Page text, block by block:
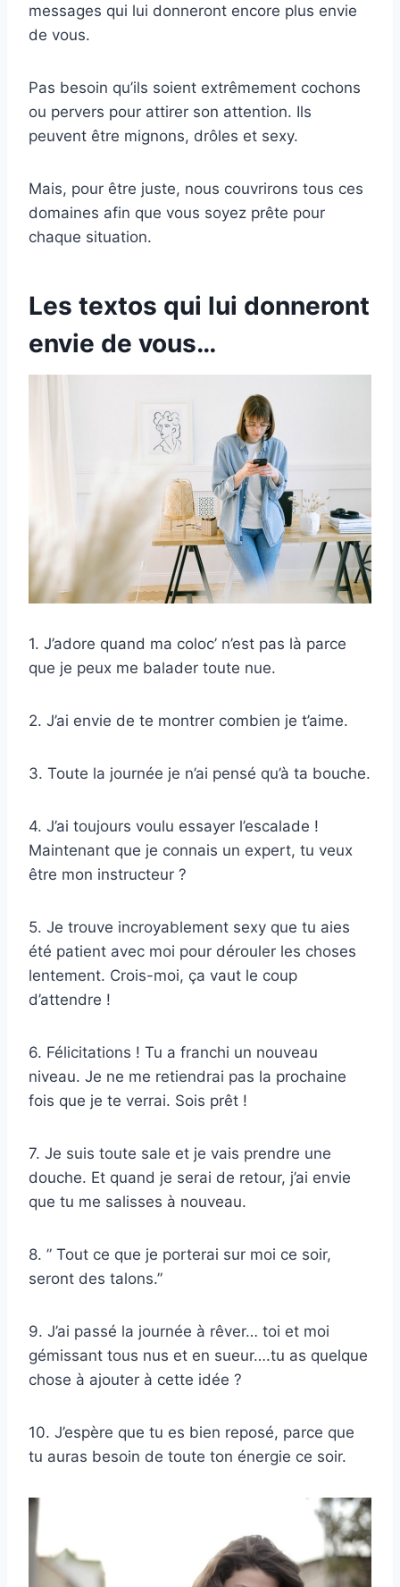
messages qui lui donneront encore plus envie
de vous.
Pas besoin qu’ils soient extrêmement cochons
ou pervers pour attirer son attention. Ils
peuvent être mignons, drôles et sexy.
Mais, pour être juste, nous couvrirons tous ces
domaines afin que vous soyez prête pour
chaque situation.
Les textos qui lui donneront
envie de vous…
1. J’adore quand ma coloc’ n’est pas là parce
que je peux me balader toute nue.
2. J’ai envie de te montrer combien je t’aime.
3. Toute la journée je n’ai pensé qu’à ta bouche.
4. J’ai toujours voulu essayer l’escalade !
Maintenant que je connais un expert, tu veux
être mon instructeur ?
5. Je trouve incroyablement sexy que tu aies
été patient avec moi pour dérouler les choses
lentement. Crois-moi, ça vaut le coup
d’attendre !
6. Félicitations ! Tu a franchi un nouveau
niveau. Je ne me retiendrai pas la prochaine
fois que je te verrai. Sois prêt !
7. Je suis toute sale et je vais prendre une
douche. Et quand je serai de retour, j’ai envie
que tu me salisses à nouveau.
8. ” Tout ce que je porterai sur moi ce soir,
seront des talons.”
9. J’ai passé la journée à rêver… toi et moi
gémissant tous nus et en sueur….tu as quelque
chose à ajouter à cette idée ?
10. J’espère que tu es bien reposé, parce que
tu auras besoin de toute ton énergie ce soir.